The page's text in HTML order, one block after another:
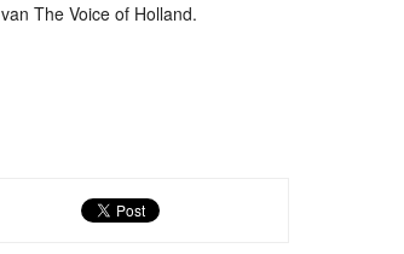
van The Voice of Holland.